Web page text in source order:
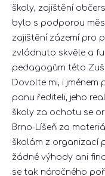
školy, zajištění
bylo s podporou
zajištění zázemí pro
zvládnuto skvěle a
pedagogům této Zuš.
Dovolte mi, i
panu řediteli, jeho
školy za ochotu se
Brno-Líšeň za
školám z organizací
žádné výhody ani
se tak náročného